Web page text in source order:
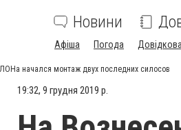
Новини
Афіша Погода Довідкова
начался монтаж двух последних силосов
19:32, 9 грудня 2019 р.